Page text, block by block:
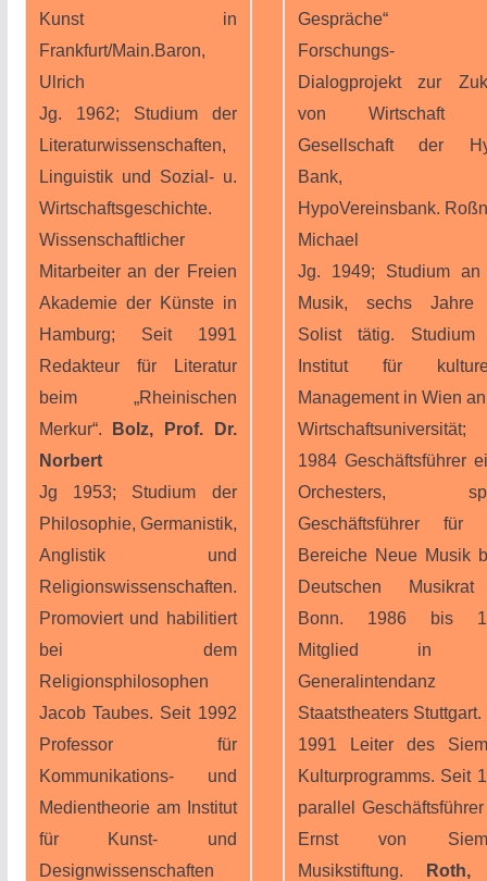
Kunst in
Frankfurt/Main.Baron,
Ulrich
Jg. 1962; Studium der
Literaturwissenschaften,
Linguistik und Sozial- u.
Wirtschaftsgeschichte.
Wissenschaftlicher
Mitarbeiter an der Freien
Akademie der Künste in
Hamburg; Seit 1991
Redakteur für Literatur
beim „Rheinischen
Merkur“.
Bolz, Prof. Dr.
Norbert
Jg 1953; Studium der
Philosophie, Germanistik,
Anglistik und
Religionswissenschaften.
Promoviert und habilitiert
bei dem
Religionsphilosophen
Jacob Taubes. Seit 1992
Professor für
Kommunikations- und
Medientheorie am Institut
für Kunst- und
Designwissenschaften
Gespräche“
Forschungs-
Dialogprojekt zur
von Wirtschaft
Gesellschaft der
Bank,
HypoVereinsbank.
Michael
Jg. 1949; Studium an
Musik, sechs Jahre
Solist tätig. Studium
Institut für
Management in Wien
1984 Geschäftsführer
Orchesters,
Geschäftsführer für
Bereiche Neue Musik
Deutschen
Bonn. 1986 bis
Mitglied in
Generalintendanz
Staatstheaters Stuttgart.
1991 Leiter des
Kulturprogramms. Seit
parallel
Ernst von
Musikstiftung.
Roth,